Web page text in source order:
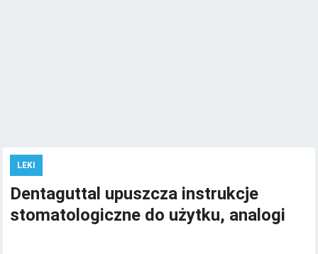
LEKI
Dentaguttal upuszcza instrukcje
stomatologiczne do użytku, analogi